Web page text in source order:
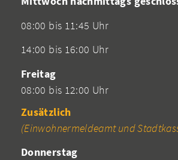
08:00 bis 11:45 Uhr
14:00 bis 16:00 Uhr
Freitag
08:00 bis 12:00 Uhr
Zusätzlich
(Einwohnermeldeamt und
Donnerstag